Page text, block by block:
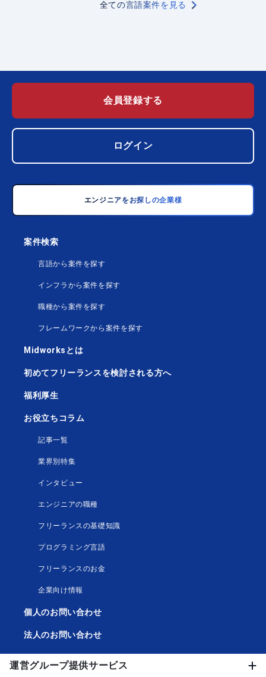
全ての言語案件を見る
会員登録する
ログイン
エンジニアをお探しの企業様
案件検索
言語から案件を探す
インフラから案件を探す
職種から案件を探す
フレームワークから案件を探す
Midworksとは
初めてフリーランスを検討される方へ
福利厚生
お役立ちコラム
記事一覧
業界別特集
インタビュー
エンジニアの職種
フリーランスの基礎知識
プログラミング言語
フリーランスのお金
企業向け情報
個人のお問い合わせ
法人のお問い合わせ
運営グループ提供サービス